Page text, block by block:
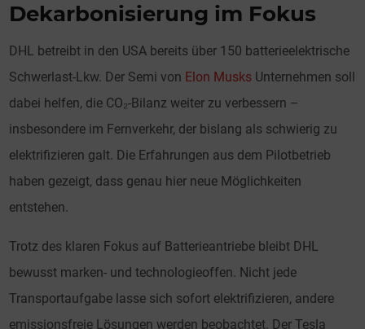
Dekarbonisierung im Fokus
DHL betreibt in den USA bereits über 150 batterieelektrische
Schwerlast-Lkw. Der Semi von Elon Musks Unternehmen soll
dabei helfen, die CO₂-Bilanz weiter zu verbessern –
insbesondere im Fernverkehr, der bislang als schwierig zu
elektrifizieren galt. Die Erfahrungen aus dem Pilotbetrieb
haben gezeigt, dass genau hier neue Möglichkeiten
entstehen.
Trotz des klaren Fokus auf Batterieantriebe bleibt DHL
bewusst marken- und technologieoffen. Nicht jede
Transportaufgabe lasse sich sofort elektrifizieren, andere
emissionsfreie Lösungen werden beobachtet. Der Tesla